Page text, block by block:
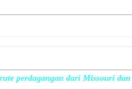
perdagangan dari Missouri